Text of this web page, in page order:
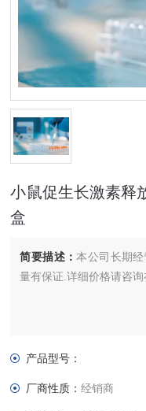
小鼠促生长激素释
盒
简要描述：本公司长期
量有保证.详细价格请咨
产品型号：
厂商性质：经销商